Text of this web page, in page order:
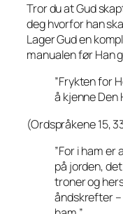
Tror du at Gud
deg hvorfor han
Lager Gud en
manualen før Han
”Frykten for
å kjenne Den
(Ordspråkene 15,
”For i ham
på jorden,
troner og
åndskrefter